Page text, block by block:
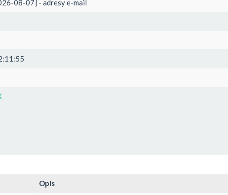
08-07] - adresy e-mail
Opis